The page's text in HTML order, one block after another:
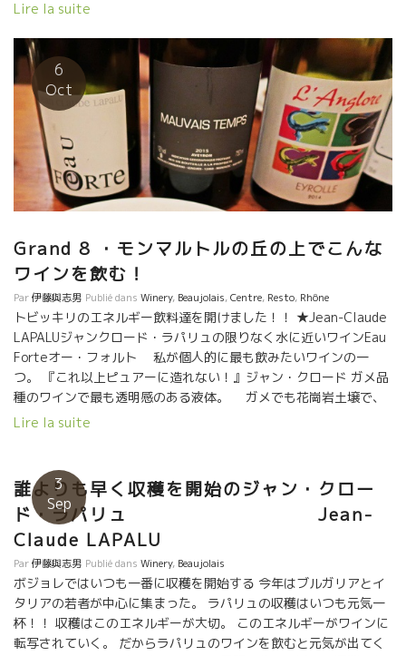
2000年に巡り逢って、ジャンを目標に工夫に工夫を重ね2016年
産は誰もが驚くハイレベルな境地にたどり着いた。 Les Prémices
プレミス16年は、新たな境地、つまりジャンから離れて自分独自
のスタイルを造りあげたワインだ。 今年の４月、ボージョロワー
ズ試飲会では、多くのプロフェッショナルが、プレミスのスタイ
ルと品質に感嘆した。 軽快なスタイルの中に、細いミネラル感が
スーッと伸びていく心地よさに皆酔いしれた。 レミーは、ジャ
ン・フォワラールの他に二人、影響を享けた醸造家がいる。 一人
はロワールのティエリー・プゼラ、そして近所のジャン・クロー
この二人のワインのイメージに一致するものがある。 特にジャン
クロード・ラパュのオー・フォルトには通じるものがある。 造り
手が、造りたいワインのイメージを描きながら意志をもって栽培
の段階から醸造まで目指すことはよくあること。
Lire la suite
6
Oct
Grand 8 ・モンマルトルの丘の上でこんな
ワインを飲む！
Par伊藤與志男 Publié dans Winery, Beaujolais,Centre, Resto, Rhône
トビッキリのエネルギー飲料達を開けました！！ ★Jean-Claude
LAPALUジャンクロード・ラパリュの限りなく水に近いワインEau
Forteオー・フォルト 私が個人的に最も飲みたいワインの一
つ。 『これ以上ピュアーに造れない！』ジャン・クロード ガメ品
種のワインで最も透明感のある液体。 ガメでも花崗岩土壌で、
こんなワインが造れるんだ、と驚かされたワイン。遠くに伸びて
然派ワインビストロのヌーヴェル・メリーを創設したニコラが故
郷のAveyronアヴェイロン（オヴェルニュ地方の南）に戻り、ワ
イン産地で最も太陽光線が少ない産地にて孤軍奮闘して醸してい
るニコラのワイン。フェール・サヴァドゥ品種。 軽快でいながら
フレッシュさを、やさしい果実味で包み込んだユニークなスタイ
ル。他の地方では絶対にないバランス。 ★L’Anglore ラングロー
ル 、今や自然派ワインの世界ではトップ・オブ・トップの醸造
家の一人、エリック・プフェーリングが醸すEyrolleエイロール 粘
土石灰質土壌のグルナッシュを主体にクレレット品種も僅かに使
Lire la suite
3
Sep
誰よりも早く収穫を開始のジャン・クロー
ド・ラパリュ Jean-
Claude LAPALU
Par伊藤與志男 Publié dans Winery, Beaujolais
ボジョレではいつも一番に収穫を開始する 今年はブルガリアとイ
タリアの若者が中心に集まった。 ラパリュの収穫はいつも元気一
杯！！ 収穫はこのエネルギーが大切。 このエネルギーがワインに
転写されていく。 だからラパリュのワインを飲むと元気が出てく